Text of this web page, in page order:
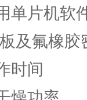
单片机软
及氟橡胶
时间